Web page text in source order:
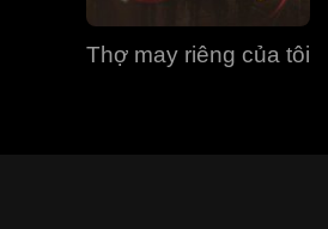
Thợ may riêng của tôi